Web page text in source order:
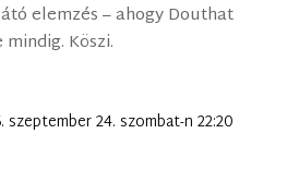
elemzés – ahogy Douthat
Köszi.
szeptember 24. szombat-n 22:20